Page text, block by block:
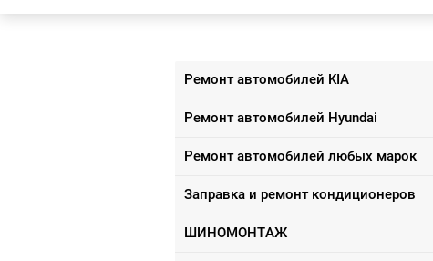
Ремонт автомобилей KIA
Ремонт автомобилей Hyundai
Ремонт автомобилей любых марок
Заправка и ремонт кондиционеров
ШИНОМОНТАЖ